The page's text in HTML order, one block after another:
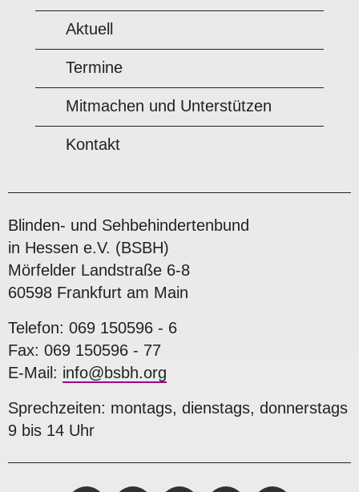
Aktuell
Termine
Mitmachen und Unterstützen
Kontakt
Blinden- und Sehbehindertenbund
in Hessen e.V. (BSBH)
Mörfelder Landstraße 6-8
60598 Frankfurt am Main
Telefon: 069 150596 - 6
Fax: 069 150596 - 77
E-Mail: info@bsbh.org
Sprechzeiten: montags, dienstags, donnerstags
9 bis 14 Uhr